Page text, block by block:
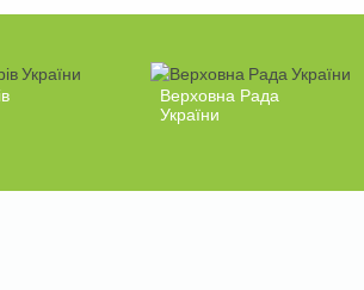
Верховна Рада
України